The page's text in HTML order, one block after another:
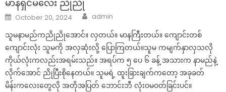
မာနရှင်မလေး ညိုညို
Posted
on
October 20, 2024 Author
admin
သူမနာမည်ကညိုညိုအောင်။ လှတယ်။ မာနကြီးတယ်။ ကျောင်းတစ်
ကျောင်းလုံး သူမကို အလှဆုံးလို့ ပြောကြတယ်။သူမ ကမျက်နှာလှသလို
ကိုယ်လုံးကလည်းအရမ်းသည်။ အရပ်က ၅ ပေ ၆ ခန့် အသားက နာမည်နဲ့
လိုက်အောင် ညိုပြီးစိုနေတယ်။ သူမရဲ့ ထူးခြားချက်ကတော့ အခုခတ်
မိန်းကလေးတွေလို အတိုအပြတ် ဘောင်းဘီ လုံးဝမဝတ်ခြင်းပင်။